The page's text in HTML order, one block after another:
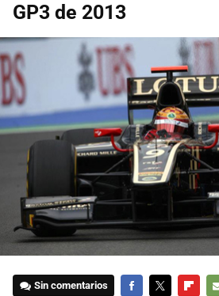
GP3 de 2013
Sin comentarios